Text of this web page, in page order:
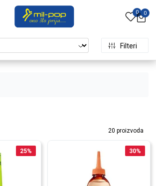
0 0
Filteri
20 proizvoda
25% 30%